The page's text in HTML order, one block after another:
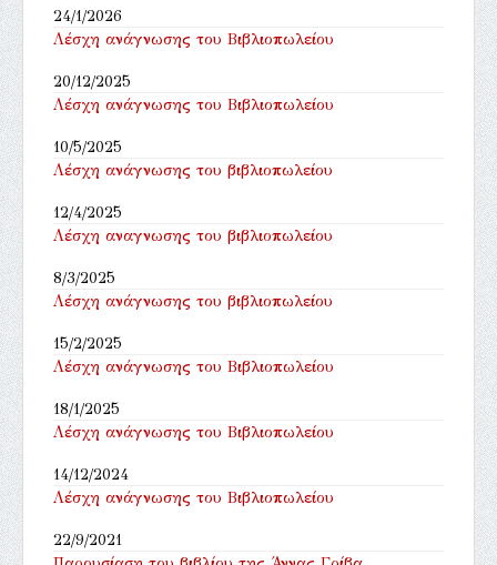
24/1/2026
Λέσχη ανάγνωσης του Βιβλιοπωλείου
20/12/2025
Λέσχη ανάγνωσης του Βιβλιοπωλείου
10/5/2025
Λέσχη ανάγνωσης του βιβλιοπωλείου
12/4/2025
Λέσχη αναγνωσης του βιβλιοπωλείου
8/3/2025
Λέσχη ανάγνωσης του βιβλιοπωλείου
15/2/2025
Λέσχη ανάγνωσης του Βιβλιοπωλείου
18/1/2025
Λέσχη ανάγνωσης του Βιβλιοπωλείου
14/12/2024
Λέσχη ανάγνωσης του Βιβλιοπωλείου
22/9/2021